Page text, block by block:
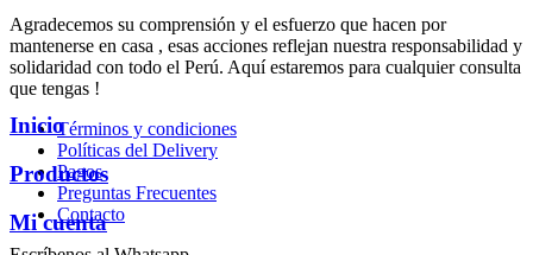
Agradecemos su comprensión y el esfuerzo que hacen por
mantenerse en casa , esas acciones reflejan nuestra responsabilidad y
solidaridad con todo el Perú. Aquí estaremos para cualquier consulta
que tengas !
Términos y condiciones
Políticas del Delivery
Pagos
Preguntas Frecuentes
Contacto
Inicio
Productos
Mi cuenta